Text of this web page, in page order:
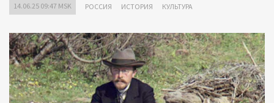
14.06.25 09:47 MSK РОССИЯ ИСТОРИЯ КУЛЬТУРА